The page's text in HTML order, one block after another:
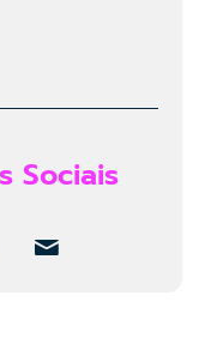
Sociais